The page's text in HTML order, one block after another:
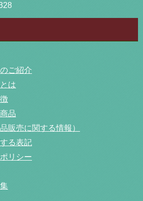
ご紹介
は
品
販売に関する情報）
る表記
リシー